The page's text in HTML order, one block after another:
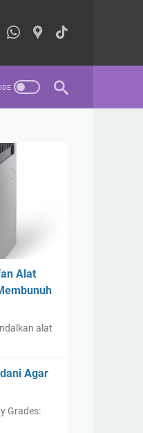
Alat
alat
Agar
Grades: